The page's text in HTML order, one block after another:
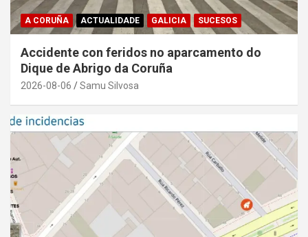
A CORUÑA ACTUALIDADE GALICIA SUCESOS
Accidente con feridos no aparcamento do
Dique de Abrigo da Coruña
2026-08-06 Samu Silvosa